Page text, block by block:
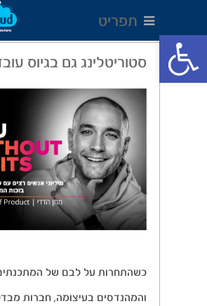
Open toolbar
תפריט
סטוריטלינג גם בגיוס
כשהתחרות על לבם של
והמהנדסים בעיצומה, חברות